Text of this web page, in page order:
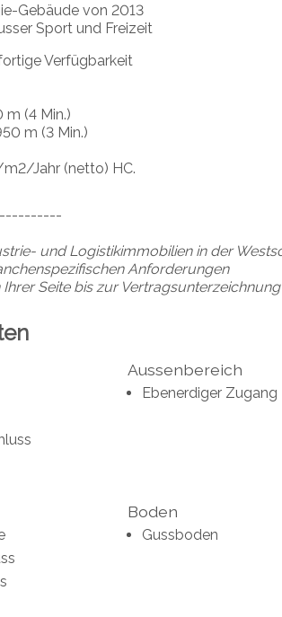
Gebäude von 2013
Sport und Freizeit
Verfügbarkeit
(4 Min.)
m (3 Min.)
Jahr (netto) HC.
und Logistikimmobilien in der
Anforderungen
Ihrer Seite bis zur Vertragsunterzeichnung
Aussenbereich
Ebenerdiger Zugang
Boden
Gussboden